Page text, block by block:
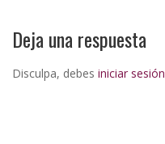
Deja una respuesta
Disculpa, debes iniciar sesión